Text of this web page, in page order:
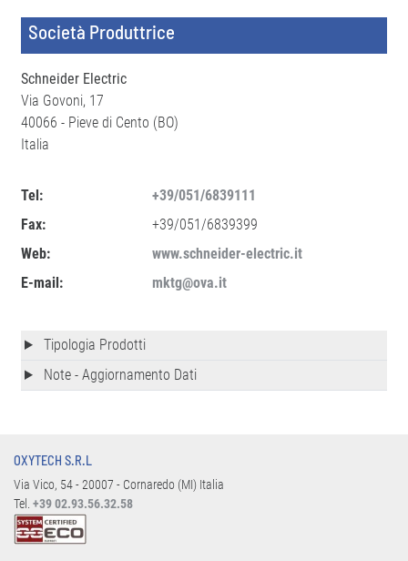
Società Produttrice
Schneider Electric
Via Govoni, 17
40066 - Pieve di Cento (BO)
Italia
Tel:
+39/051/6839111
Fax:
+39/051/6839399
Web:
www.schneider-electric.it
E-mail:
mktg@ova.it
Tipologia Prodotti
Note - Aggiornamento Dati
OXYTECH S.R.L
Via Vico, 54 - 20007 - Cornaredo (MI) Italia
Tel. +39 02.93.56.32.58